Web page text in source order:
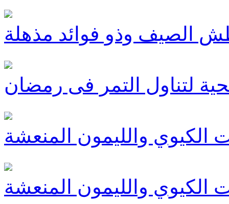
الصيف وذو فوائد مذهلة
لتناول التمر فى رمضان
الكيوي والليمون المنعشة
الكيوي والليمون المنعشة